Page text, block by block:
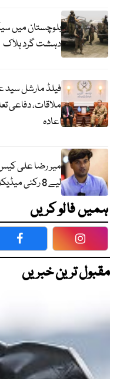
دہشت گرد ہلاک
فیلڈ مارشل سید
ملاقات، دفاعی
اعادہ
میر رضا علی
لیے 8 رکنی میڈیکل بورڈ تشکیل دے دیا گیا
ہمیں فالو کریں
Facebook
مقبول ترین خبریں